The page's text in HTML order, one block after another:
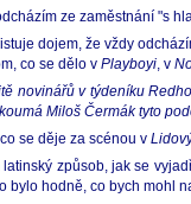
ze zaměstnání "s
dojem, že vždy
co se dělo v Playboyi, v
novinářů v týdeníku
Miloš Čermák tyto
se děje za scénou v
způsob, jak se
bylo hodně, co bych mohl